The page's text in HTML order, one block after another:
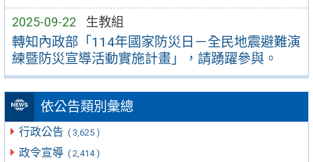
2025-09-22 生教組
轉知內政部「114年國家防災日－全民地震避難演
練暨防災宣導活動實施計畫」，請踴躍參與。
依公告類別彙總
行政公告 ( 3,625 )
政令宣導 ( 2,414 )